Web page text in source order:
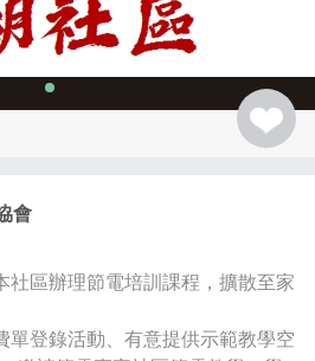
會
社區辦理節電培訓課程，擴散至家
單登錄活動、有意提供示範教學空